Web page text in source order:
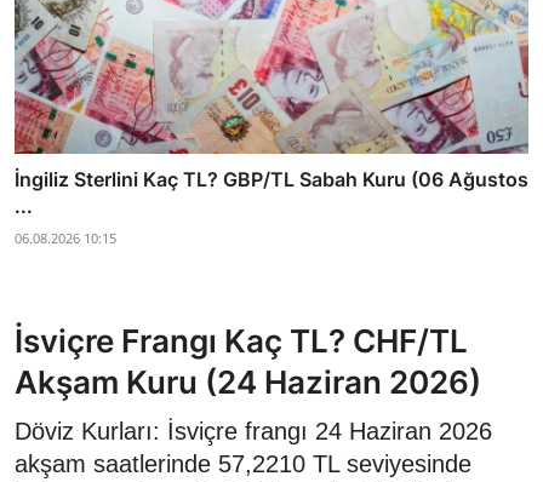
İngiliz Sterlini Kaç TL? GBP/TL Sabah Kuru (06 Ağustos
...
06.08.2026 10:15
İsviçre Frangı Kaç TL? CHF/TL
Akşam Kuru (24 Haziran 2026)
Döviz Kurları: İsviçre frangı 24 Haziran 2026
akşam saatlerinde 57,2210 TL seviyesinde